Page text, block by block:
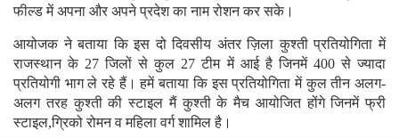
फील्ड में अपना और अपने प्रदेश का नाम रोशन कर सके।
आयोजक ने बताया कि इस दो दिवसीय अंतर ज़िला कुश्ती प्रतियोगिता में
राजस्थान के 27 जिलों से कुल 27 टीम में आई है जिनमें 400 से ज्यादा
प्रतियोगी भाग ले रहे हैं। हमें बताया कि इस प्रतियोगिता में कुल तीन अलग-
अलग तरह कुश्ती की स्टाइल मैं कुश्ती के मैच आयोजित होंगे जिनमें फ्री
स्टाइल,ग्रिको रोमन व महिला वर्ग शामिल है।